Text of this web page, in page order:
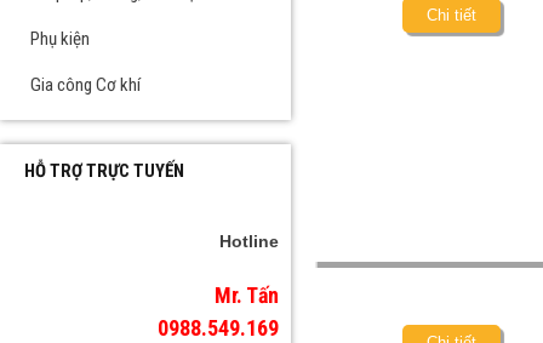
Phụ kiện
Gia công Cơ khí
HỖ TRỢ TRỰC TUYẾN
Hotline
Mr. Tấn
0988.549.169
Chi tiết